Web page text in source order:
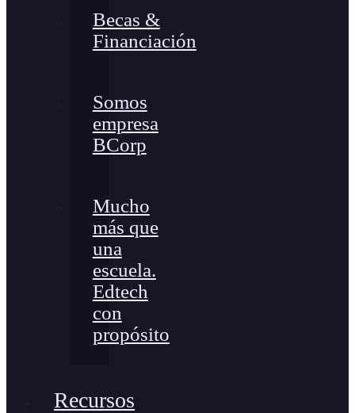
Becas &
Financiación
Somos
empresa
BCorp
Mucho
más que
una
escuela.
Edtech
con
propósito
Recursos